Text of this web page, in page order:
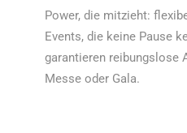
Power, die mitzieht:
Events, die keine Pause
garantieren reibungslose
Messe oder Gala.